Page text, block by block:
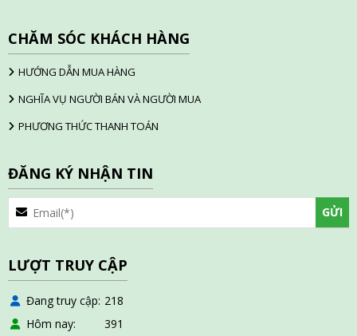
CHĂM SÓC KHÁCH HÀNG
HƯỚNG DẪN MUA HÀNG
NGHĨA VỤ NGƯỜI BÁN VÀ NGƯỜI MUA
PHƯƠNG THỨC THANH TOÁN
ĐĂNG KÝ NHẬN TIN
LƯỢT TRUY CẬP
Đang truy cập 218
Hôm nay
391